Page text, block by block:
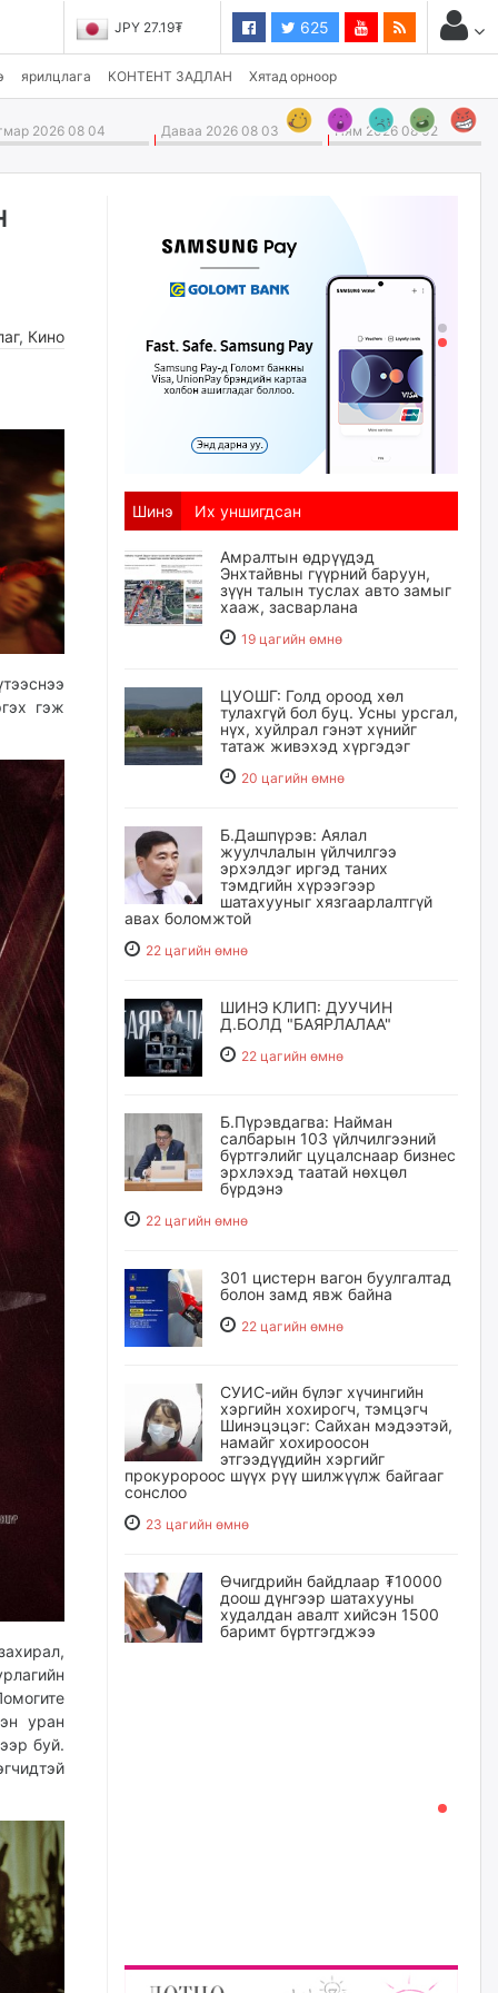
JPY 27.19₮ CHF 3,824.26₮625
ярилцлага КОНТЕНТ ЗАДЛАН Хятад орноор
2026 08 04 Даваа 2026 08 03 Ням 2026 08 02
, Кино
гэж
уран
буй.
Шинэ Их уншигдсан
Амралтын өдрүүдэд
Энхтайвны гүүрний баруун,
зүүн талын туслах авто замыг
хааж, засварлана
19 цагийн өмнө
ЦУОШГ: Голд ороод хөл
тулахгүй бол буц. Усны урсгал,
нүх, хуйлрал гэнэт хүнийг
татаж живэхэд хүргэдэг
20 цагийн өмнө
Б.Дашпүрэв: Аялал
жуулчлалын үйлчилгээ
эрхэлдэг иргэд таних
тэмдгийн хүрээгээр
шатахууныг хязгаарлалтгүй
авах боломжтой
22 цагийн өмнө
ШИНЭ КЛИП: ДУУЧИН
Д.БОЛД "БАЯРЛАЛАА"
22 цагийн өмнө
Б.Пүрэвдагва: Найман
салбарын 103 үйлчилгээний
бүртгэлийг цуцалснаар бизнес
эрхлэхэд таатай нөхцөл
бүрдэнэ
22 цагийн өмнө
301 цистерн вагон буулгалтад
болон замд явж байна
22 цагийн өмнө
СУИС-ийн бүлэг хүчингийн
хэргийн хохирогч, тэмцэгч
Шинэцэцэг: Сайхан мэдээтэй,
намайг хохироосон
этгээдүүдийн хэргийг
прокуророос шүүх рүү шилжүүлж байгааг
сонслоо
23 цагийн өмнө
Өчигдрийн байдлаар ₮10000
доош дүнгээр шатахууны
худалдан авалт хийсэн 1500
баримт бүртгэгджээ